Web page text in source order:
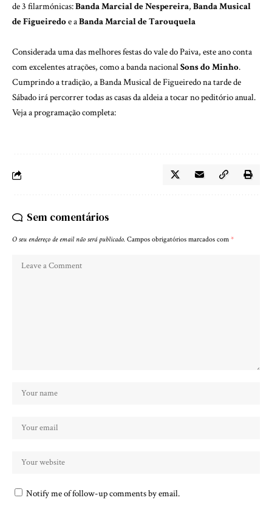
de 3 filarmónicas:Banda Marcial de Nespereira, Banda Musical
de Figueiredoe aBanda Marcial de Tarouquela
Considerada uma das melhores festas do vale do Paiva, este ano conta
com excelentes atrações, como a banda nacionalSons do Minho.
Cumprindo a tradição, a Banda Musical de Figueiredo na tarde de
Sábado irá percorrer todas as casas da aldeia a tocar no peditório anual.
Veja a programação completa:
Sem comentários
O seu endereço de email não será publicado. Campos obrigatórios marcados com *
Notify me of follow-up comments by email.